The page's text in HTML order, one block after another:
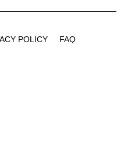
POLICY
FAQ